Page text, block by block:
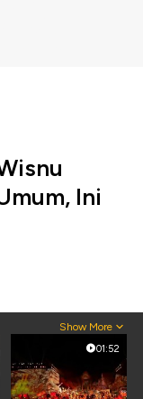
Ini
Show More
01:52